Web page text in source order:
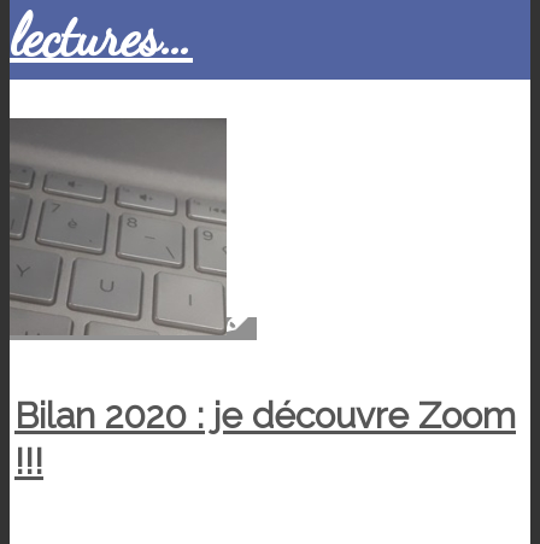
lectures…
Bilan 2020 : je découvre Zoom
!!!